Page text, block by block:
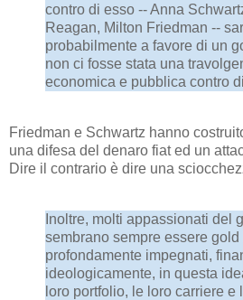
contro di esso -- Anna
Reagan, Milton Friedman --
probabilmente a favore di un
non ci fosse stata una
economica e pubblica contro
Friedman e Schwartz hanno
una difesa del denaro fiat ed un
Dire il contrario è dire una
Inoltre, molti appassionati del
sembrano sempre essere
profondamente impegnati,
ideologicamente, in questa
loro portfolio, le loro carriere e